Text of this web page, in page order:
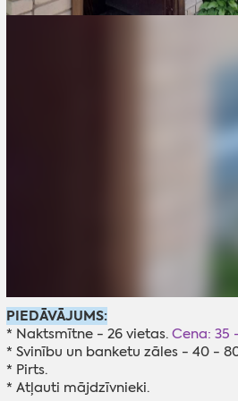
PIEDĀVĀJUMS:
* Naktsmītne - 26 vietas. Cena: 35
* Svinību un banketu zāles - 40 -
* Pirts.
* Atļauti mājdzīvnieki.